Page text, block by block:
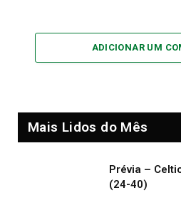
ADICIONAR UM
Mais Lidos do Mês
Prévia –
(24-40)